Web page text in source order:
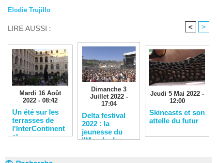
Elodie Trujillo
LIRE AUSSI : < >
Mardi 16 Août
2022 - 08:42
Un été sur les
terrasses de
l'InterContinent
al
Dimanche 3
Juillet 2022 -
17:04
Delta festival
2022 : la
jeunesse du
"Monde des
Jeudi 5 Mai 2022 -
12:00
Skincasts et son
attelle du futur